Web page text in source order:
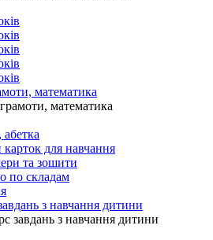
математика
математика
для навчання
та зошити
по складам
з навчання дитини
завдань з навчання дитини